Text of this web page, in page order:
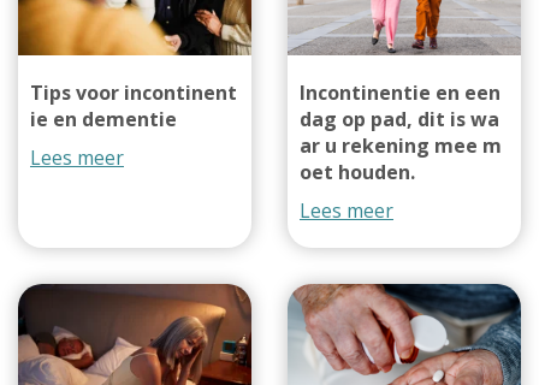
Tips voor incontinent
ie en dementie
Lees meer
Incontinentie en een
dag op pad, dit is wa
ar u rekening mee m
oet houden.
Lees meer